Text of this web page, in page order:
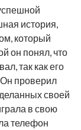
история,
который
он понял, что
так как его
проверил
своей
в свою
телефон